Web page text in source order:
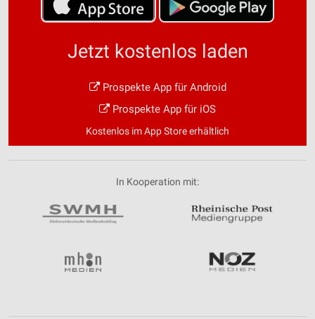
Jetzt kostenlos laden
Prospekte App für Android
Prospekte App für iOS
Kostenlos im App Store erhältlich
In Kooperation mit: